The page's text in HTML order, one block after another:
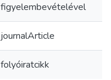
figyelembevételével
journalArticle
folyóiratcikk